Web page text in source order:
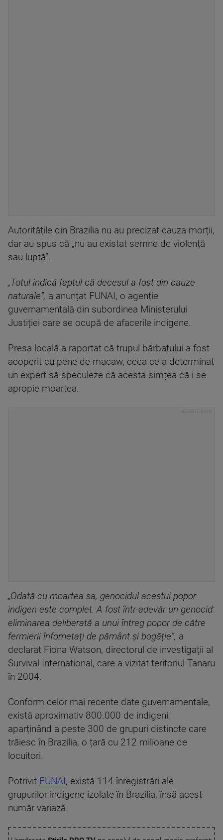
Autoritățile din Brazilia nu au precizat cauza morții,
dar au spus că „nu au existat semne de violență
sau luptă”.
„Totul indică faptul că decesul a fost din cauze
naturale”, a anunțat FUNAI, o agenție
guvernamentală din subordinea Ministerului
Justiției care se ocupă de afacerile indigene.
Presa locală a raportat că trupul bărbatului a fost
acoperit cu pene de macaw, ceea ce a determinat
un expert să speculeze că acesta simțea că i se
apropie moartea.
„Odată cu moartea sa, genocidul acestui popor
indigen este complet. A fost într-adevăr un genocid:
eliminarea deliberată a unui întreg popor de către
fermierii înfometați de pământ și bogăție”, a
declarat Fiona Watson, directorul de investigații al
Survival International, care a vizitat teritoriul Tanaru
în 2004.
Conform celor mai recente date guvernamentale,
există aproximativ 800.000 de indigeni,
aparținând a peste 300 de grupuri distincte care
trăiesc în Brazilia, o țară cu 212 milioane de
locuitori.
Potrivit FUNAI , există 114 înregistrări ale
grupurilor indigene izolate în Brazilia, însă acest
număr variază.